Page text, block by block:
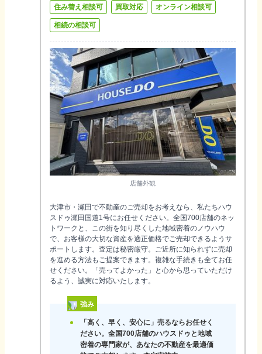
住み替え相談可 買取対応 オンライン相談可
相続の相談可
店舗外観
大津市・瀬田で不動産のご売却をお考えなら、私たちハウ
スドゥ瀬田国道1号にお任せください。全国700店舗のネッ
トワークと、この街を知り尽くした地域密着のノウハウ
で、お客様の大切な資産を適正価格でご売却できるようサ
ポートします。査定は秘密厳守。ご近所に知られずに売却
を進める方法もご提案できます。複雑な手続きも全てお任
せください。「売ってよかった」と心から思っていただけ
るよう、誠実に対応いたします。
強み
「高く、早く、安心に」売るならお任せく
ださい。全国700店舗のハウスドゥと地域
密着の専門家が、あなたの不動産を最適価